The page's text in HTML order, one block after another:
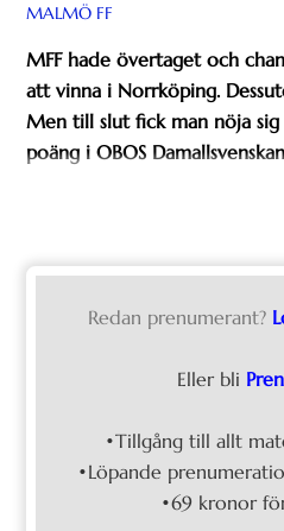
MALMÖ FF
MFF hade övertaget och
att vinna i Norrköping.
Men till slut fick man nöja
poäng i OBOS
Redan prenumerant?
Eller bli
•Tillgång till allt
•Löpande
•69 kronor